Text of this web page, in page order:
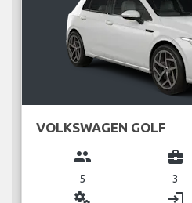
VOLKSWAGEN GOLF
group
5
business_center
3
miscellaneous_services login